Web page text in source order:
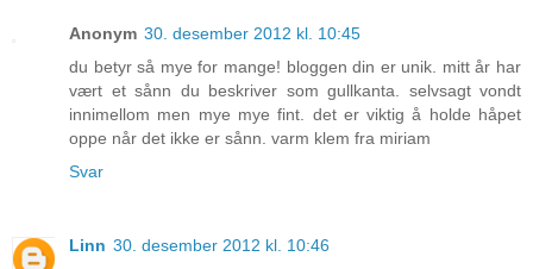
Anonym 30. desember 2012 kl. 10:45
du betyr så mye for mange! bloggen din er unik. mitt år har
vært et sånn du beskriver som gullkanta. selvsagt vondt
innimellom men mye mye fint. det er viktig å holde håpet
oppe når det ikke er sånn. varm klem fra miriam
Svar
Linn 30. desember 2012 kl. 10:46